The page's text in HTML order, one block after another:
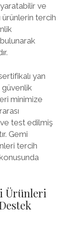
ve
ürünlerin tercih
yan
güvenlik
minimize
test edilmiş
Gemi
tercih
Ürünleri